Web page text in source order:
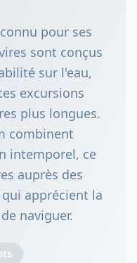
pour ses
sont conçus
sur l'eau,
excursions
plus longues.
combinent
intemporel, ce
auprès des
apprécient la
naviguer.